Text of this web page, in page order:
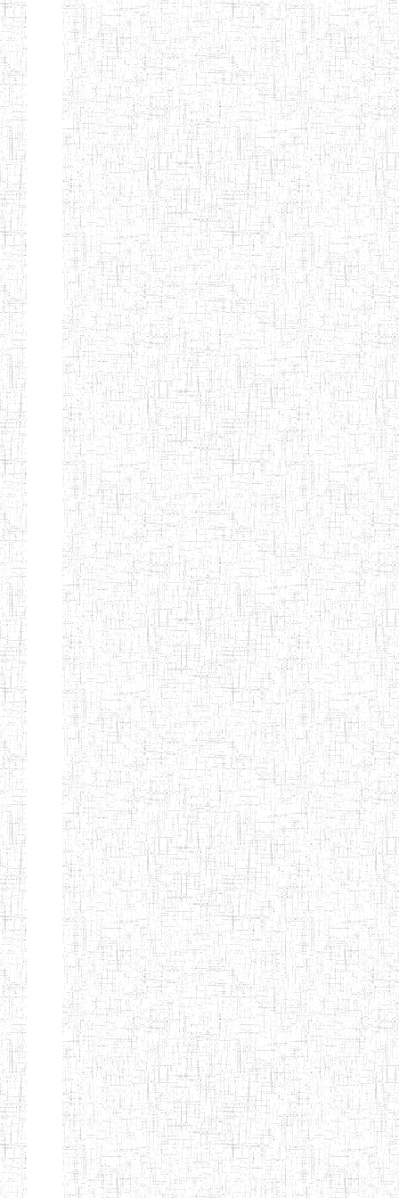
TTC TATUM
ST PIUS X
TECHNICAL
TEACHER
TRAINING
COLLEGE
TATUM
01/08/2000 ENIET
NIGHTINGALE
TEACHER
TRAINING
COLLEGE
20/08/2013 ENIEG
CHRIST THE
KING TEACHER
TRAINING
COLLEGE
04/08/2010 ENIEG
ITCIG SENTTI 14/02/2007 ENIEG
CAMEROON
INCLUSIVE
SPECIAL
EDUCATION
TEACHERS'
TRAINING AND
EMPOWERMENT
PROGRAMME
(CISETTEP)
27/08/2015 ENIEG
ALBERT
TEACHERS'
TRAINING
INSTITUTE
CAMEROUN
(A.T.T.I.C)
27/08/2015 ENIEG
NACHO
TECHNICAL
TEACHER
TRAINING
INSTITUTE
12/08/2010 ENIET
SAINT
28/12/2007 ENIEG